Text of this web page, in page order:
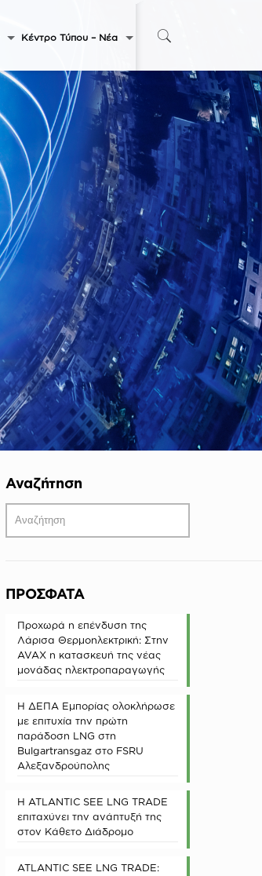
Κέντρο Τύπου – Νέα
Αναζήτηση
ΠΡΟΣΦΑΤΑ
Προχωρά η επένδυση της
Λάρισα Θερμοηλεκτρική: Στην
AVAX η κατασκευή της νέας
μονάδας ηλεκτροπαραγωγής
Η ΔΕΠΑ Εμπορίας ολοκλήρωσε
με επιτυχία την πρώτη
παράδοση LNG στη
Bulgartransgaz στο FSRU
Αλεξανδρούπολης
Η ATLANTIC SEE LNG TRADE
επιταχύνει την ανάπτυξή της
στον Κάθετο Διάδρομο
ATLANTIC SEE LNG TRADE: